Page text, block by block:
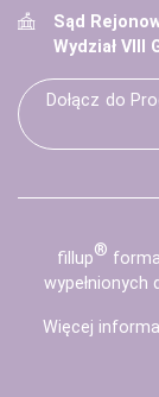
Sąd
Wydział VIII
Dołącz do
fill up®
wypełnionych
Więcej